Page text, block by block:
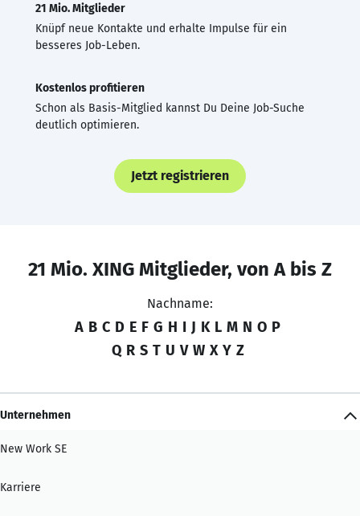
21 Mio. Mitglieder
Knüpf neue Kontakte und erhalte Impulse für ein
besseres Job-Leben.
Kostenlos profitieren
Schon als Basis-Mitglied kannst Du Deine Job-Suche
deutlich optimieren.
Jetzt registrieren
21 Mio. XING Mitglieder, von A bis Z
Nachname:
A B C D E F G H I J K L M N O P
Q R S T U V W X Y Z
Unternehmen
New Work SE
Karriere